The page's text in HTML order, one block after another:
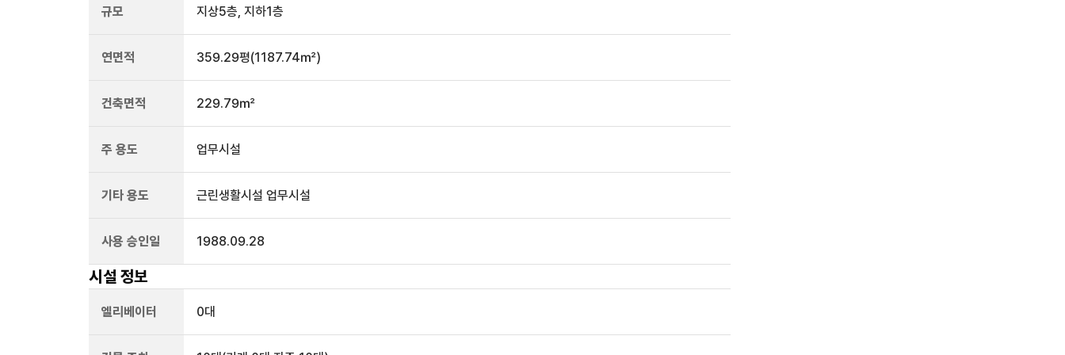
규모 지상5층, 지하1층
연면적 359.29평(1187.74㎡)
건축면적 229.79㎡
주 용도 업무시설
기타 용도 근린생활시설 업무시설
사용 승인일 1988.09.28
시설 정보
엘리베이터 0대